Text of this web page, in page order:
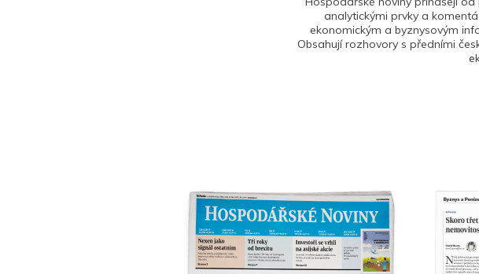
analytickými prvky a
ekonomickým a byznysovým
Obsahují rozhovory s předními